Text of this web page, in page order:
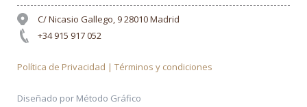
C/ Nicasio Gallego, 9 28010 Madrid
+34 915 917 052
Política de Privacidad | Términos y condiciones
Diseñado por Método Gráfico